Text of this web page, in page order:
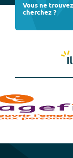
Vous ne
cherchez ?